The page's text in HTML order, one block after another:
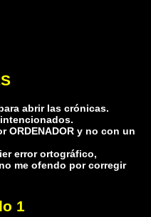
abrir las crónicas.
ORDENADOR y no con un
error ortográfico,
me ofendo por corregir
1